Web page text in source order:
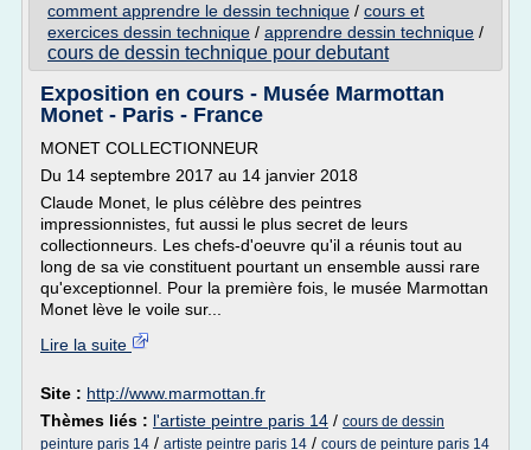
comment apprendre le dessin technique / cours et
exercices dessin technique / apprendre dessin technique /
cours de dessin technique pour debutant
Exposition en cours - Musée Marmottan
Monet - Paris - France
MONET COLLECTIONNEUR
Du 14 septembre 2017 au 14 janvier 2018
Claude Monet, le plus célèbre des peintres
impressionnistes, fut aussi le plus secret de leurs
collectionneurs. Les chefs-d'oeuvre qu'il a réunis tout au
long de sa vie constituent pourtant un ensemble aussi rare
qu'exceptionnel. Pour la première fois, le musée Marmottan
Monet lève le voile sur...
Lire la suite
Site : http://www.marmottan.fr
Thèmes liés : l'artiste peintre paris 14 / cours de dessin
peinture paris 14 / artiste peintre paris 14 / cours de peinture paris 14